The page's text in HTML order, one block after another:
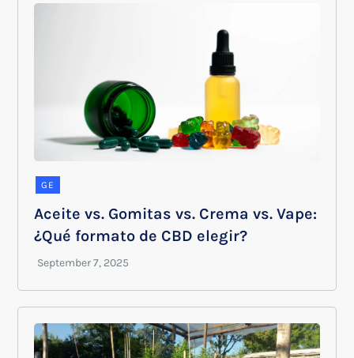
GE
Aceite vs. Gomitas vs. Crema vs. Vape:
¿Qué formato de CBD elegir?